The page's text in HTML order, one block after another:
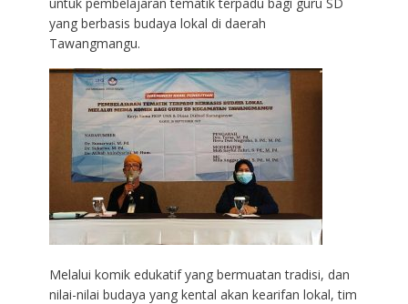
yang berbasis budaya lokal di daerah
Tawangmangu.
Melalui komik edukatif yang bermuatan tradisi, dan
nilai-nilai budaya yang kental akan kearifan lokal, tim